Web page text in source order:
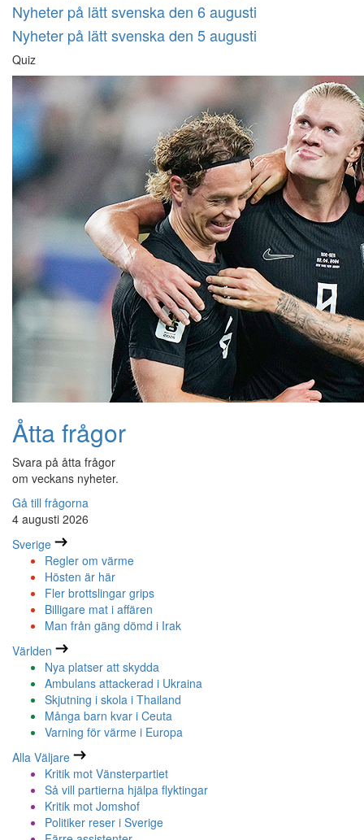
Nyheter på lätt svenska den 6 augusti
Nyheter på lätt svenska den 5 augusti
Quiz
Åtta frågor
Svara på åtta frågor
om veckans nyheter.
Gå till frågorna
4 augusti 2026
Sverige
Regler om värme
Hösten är här
Fler brottslingar grips
Billigare mat i affären
Man från gäng dömd i Irak
Världen
Nya platser att skydda
Ambulans attackerad i Ukraina
Skjutning i skola i Thailand
Många barn kvar i Ceuta
Varning för värme i Europa
Alla Väljare
Kritik mot Vänsterpartiet
Så vill partierna hjälpa flyktingar
Kritik mot Jomshof
Politiker reser i Sverige